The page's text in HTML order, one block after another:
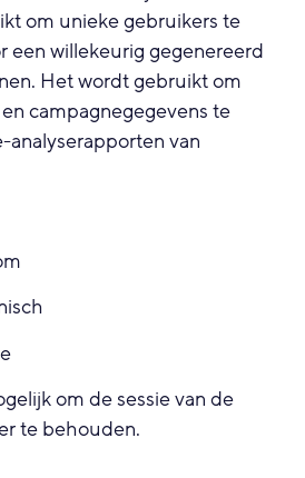
om unieke gebruikers te
een willekeurig gegenereerd
Het wordt gebruikt om
campagnegegevens te
analyserapporten van
om de sessie van de
te behouden.